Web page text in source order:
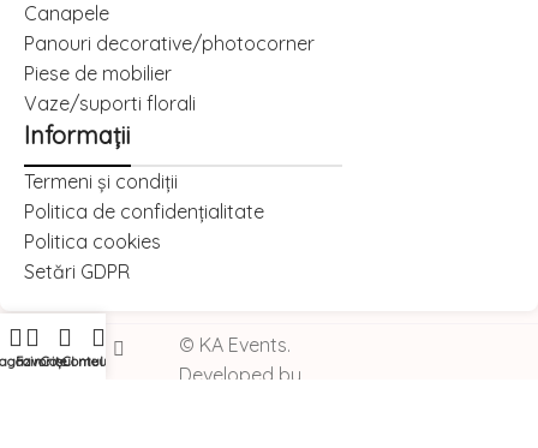
Canapele
Panouri decorative/photocorner
Piese de mobilier
Vaze/suporti florali
Informații
Termeni și condiții
Politica de confidențialitate
Politica cookies
Setări GDPR
© KA Events.
Developed by
FavoriteCoșul meu
Contul meu